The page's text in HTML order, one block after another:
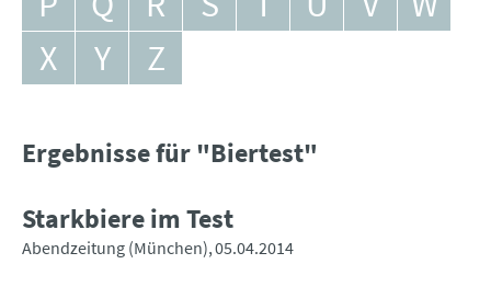
X
Y Z
Ergebnisse für "Biertest"
Starkbiere im Test
Abendzeitung (München) 05.04.2014